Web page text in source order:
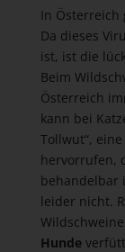
In Österreich
Da dieses
ist, ist die
Beim
Österreich
kann bei
Tollwut“,
hervorrufen,
behandelbar
leider nicht.
Hunde